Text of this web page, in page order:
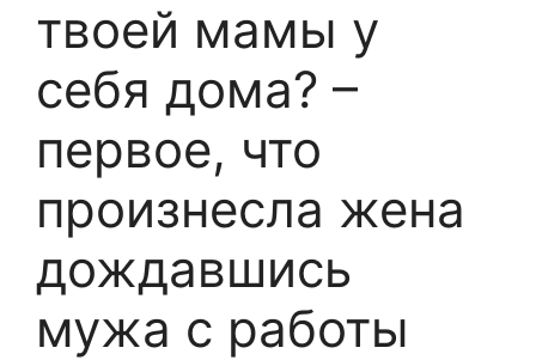
твоей мамы у
себя дома? –
первое, что
произнесла жена
дождавшись
мужа с работы